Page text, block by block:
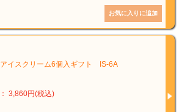
イスクリーム6個入ギフト IS-6A
3,860円(税込)